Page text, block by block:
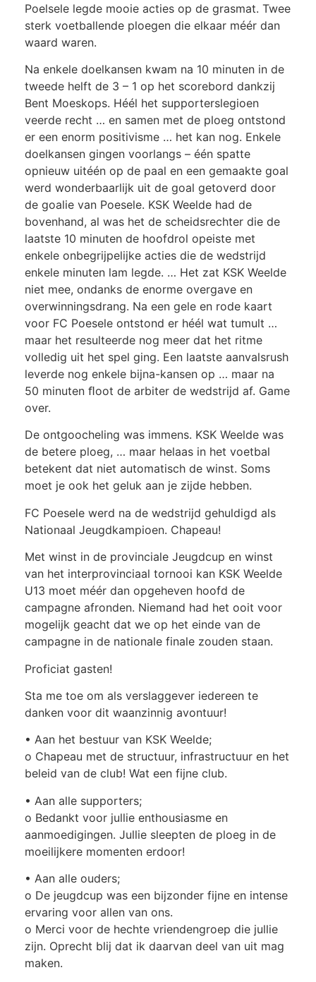
Poelsele legde mooie acties op de grasmat. Twee
sterk voetballende ploegen die elkaar méér dan
waard waren.
Na enkele doelkansen kwam na 10 minuten in de
tweede helft de 3 – 1 op het scorebord dankzij
Bent Moeskops. Héél het supporterslegioen
veerde recht … en samen met de ploeg ontstond
er een enorm positivisme … het kan nog. Enkele
doelkansen gingen voorlangs – één spatte
opnieuw uitéén op de paal en een gemaakte goal
werd wonderbaarlijk uit de goal getoverd door
de goalie van Poesele. KSK Weelde had de
bovenhand, al was het de scheidsrechter die de
laatste 10 minuten de hoofdrol opeiste met
enkele onbegrijpelijke acties die de wedstrijd
enkele minuten lam legde. … Het zat KSK Weelde
niet mee, ondanks de enorme overgave en
overwinningsdrang. Na een gele en rode kaart
voor FC Poesele ontstond er héél wat tumult …
maar het resulteerde nog meer dat het ritme
volledig uit het spel ging. Een laatste aanvalsrush
leverde nog enkele bijna-kansen op … maar na
50 minuten ﬂoot de arbiter de wedstrijd af. Game
over.
De ontgoocheling was immens. KSK Weelde was
de betere ploeg, … maar helaas in het voetbal
betekent dat niet automatisch de winst. Soms
moet je ook het geluk aan je zijde hebben.
FC Poesele werd na de wedstrijd gehuldigd als
Nationaal Jeugdkampioen. Chapeau!
Met winst in de provinciale Jeugdcup en winst
van het interprovinciaal tornooi kan KSK Weelde
U13 moet méér dan opgeheven hoofd de
campagne afronden. Niemand had het ooit voor
mogelijk geacht dat we op het einde van de
campagne in de nationale finale zouden staan.
Proficiat gasten!
Sta me toe om als verslaggever iedereen te
danken voor dit waanzinnig avontuur!
• Aan het bestuur van KSK Weelde;
o Chapeau met de structuur, infrastructuur en het
beleid van de club! Wat een fijne club.
• Aan alle supporters;
o Bedankt voor jullie enthousiasme en
aanmoedigingen. Jullie sleepten de ploeg in de
moeilijkere momenten erdoor!
• Aan alle ouders;
o De jeugdcup was een bijzonder fijne en intense
ervaring voor allen van ons.
o Merci voor de hechte vriendengroep die jullie
zijn. Oprecht blij dat ik daarvan deel van uit mag
maken.